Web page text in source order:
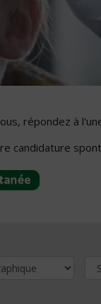
répondez à
candidature